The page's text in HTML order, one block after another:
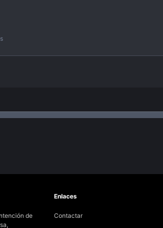
de
Enlaces
Contactar